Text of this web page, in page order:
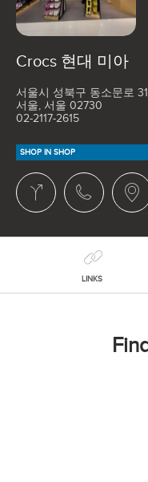
Crocs 현대 미아
서울시 성북구 동소문로
서울, 서울 02730
02-2117-2615
SHOP IN SHOP
LINKS